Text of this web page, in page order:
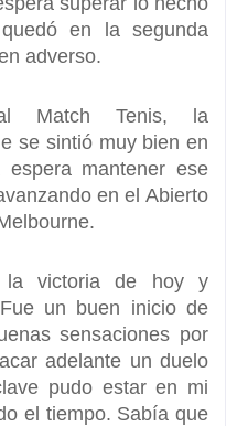
en la segunda
adverso.
Match Tenis, la
se sintió muy bien en
mantener ese
en el Abierto
la victoria de hoy y
un buen inicio de
sensaciones por
adelante un duelo
pudo estar en mi
el tiempo. Sabía que